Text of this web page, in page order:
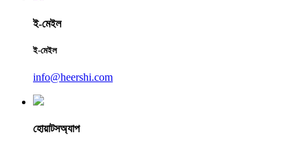
ই-মেইল
ই-মেইল
info@heershi.com
হোয়াটসঅ্যাপ